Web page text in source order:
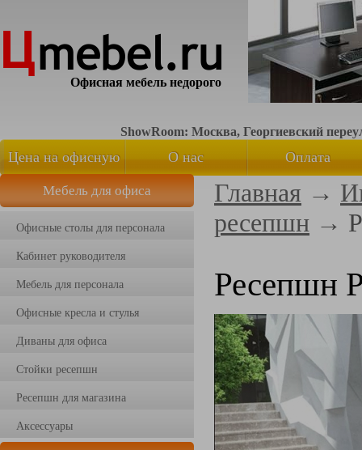
Офисная мебель недорого
ShowRoom: Москва, Георгиевский
Цена на офисную
мебель
О нас Оплата
Мебель для офиса
Офисные столы для персонала
Кабинет руководителя
Мебель для персонала
Офисные кресла и стулья
Диваны для офиса
Стойки ресепшн
Ресепшн для магазина
Аксессуары
Главная →
ресепшн →
Ресепшн